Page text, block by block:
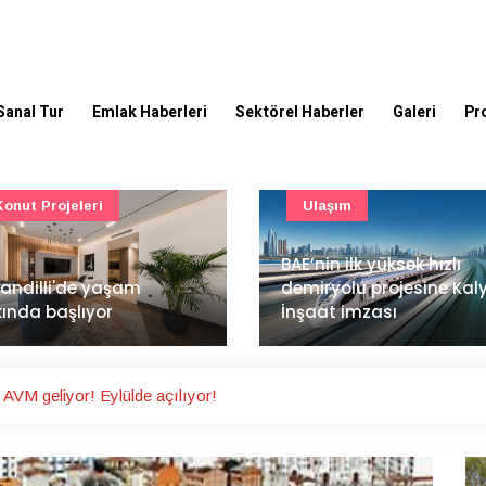
Tur Emlak Haberleri Sektörel Haberler Galeri
ilk yüksek hızlı
projesine Kalyon
imzası
Mimarlık ve mühendislik
projeleri e-PYS ile dijital
ortama taşınacak
Güncel
geliyor! Eylülde açılıyor!